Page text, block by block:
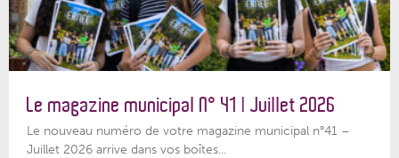
Le magazine municipal N° 41 | Juillet 2026
Le nouveau numéro de votre magazine municipal n°41 –
Juillet 2026 arrive dans vos boîtes...